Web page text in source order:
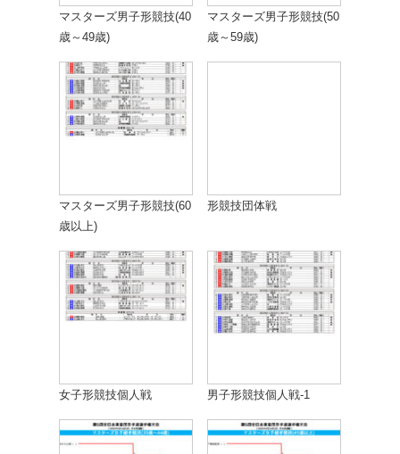
マスターズ男子形競技(40
歳～49歳)
マスターズ男子形競技(50
歳～59歳)
マスターズ男子形競技(60
歳以上)
形競技団体戦
女子形競技個人戦 男子形競技個人戦-1